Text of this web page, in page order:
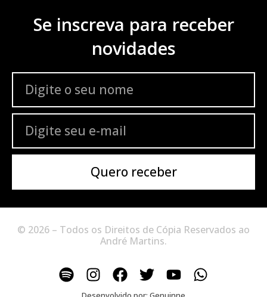
Se inscreva para receber
novidades
Quero receber
© 2026 – Todos os Direitos de Cópia Reservados ao
André Martins.